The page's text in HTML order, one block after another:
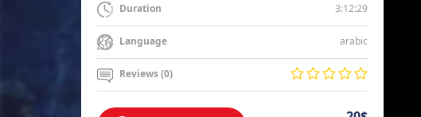
Duration 3:12:29
Language arabic
Reviews (0)